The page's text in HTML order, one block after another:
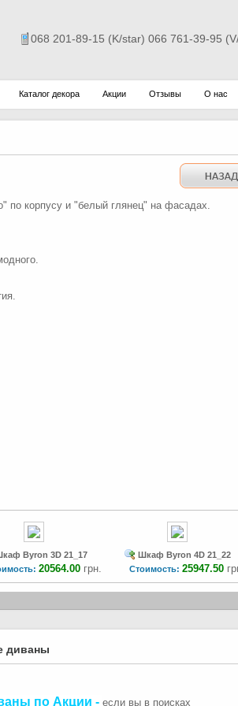
068 201-89-15 (K/star) 066 761-39-95
Каталог декора Акции Отзывы О нас
по корпусу и "белый глянец" на фасадах.
Byron 3D 21_17
20564.00 грн.
Шкаф Byron 4D 21_22
Стоимость: 25947.50
диваны
по Акции - если вы в поисках